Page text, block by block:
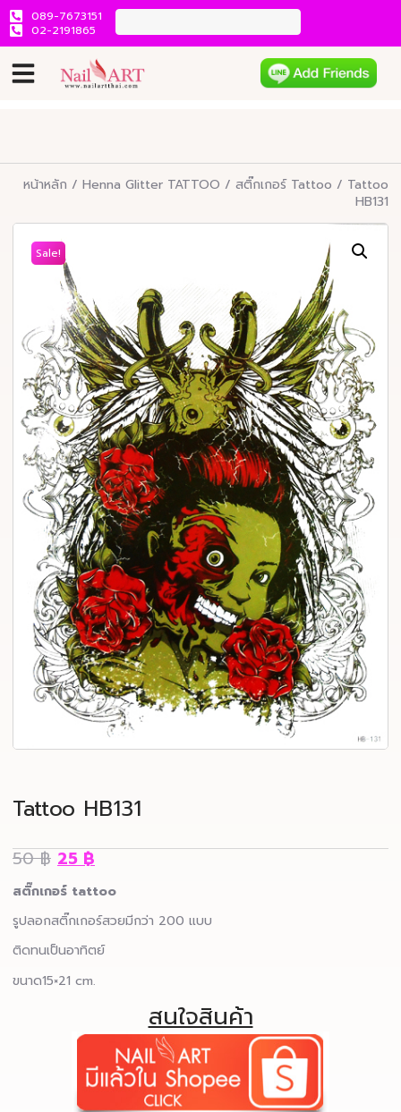
089-7673151
02-2191865
หน้าหลัก / Henna Glitter TATTOO / สติ๊กเกอร์ Tattoo / Tattoo
HB131
Sale!
Tattoo HB131
50฿ 25฿
สติ๊กเกอร์ tattoo
รูปลอกสติ๊กเกอร์สวยมีกว่า 200 แบบ
ติดทนเป็นอาทิตย์
ขนาด15×21 cm.
สนใจสินค้า